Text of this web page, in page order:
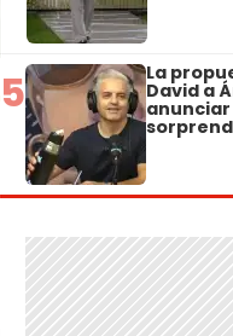
5 La
David a
anunciar